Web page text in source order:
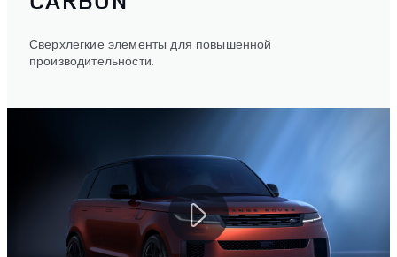
Сверхлегкие элементы для повышенной
производительности.